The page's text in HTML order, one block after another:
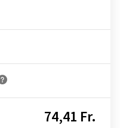
74,41 Fr.